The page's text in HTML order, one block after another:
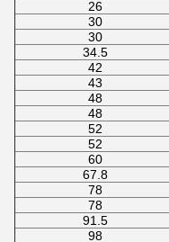
26
30
30
34.5
42
43
48
48
52
52
60
67.8
78
78
91.5
98